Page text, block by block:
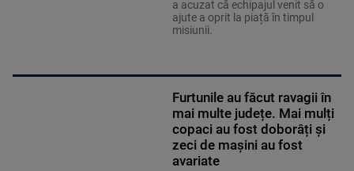
a acuzat că echipajul venit să o
ajute a oprit la piață în timpul
misiunii.
Furtunile au făcut ravagii în
mai multe județe. Mai mulți
copaci au fost doborâți și
zeci de mașini au fost
avariate